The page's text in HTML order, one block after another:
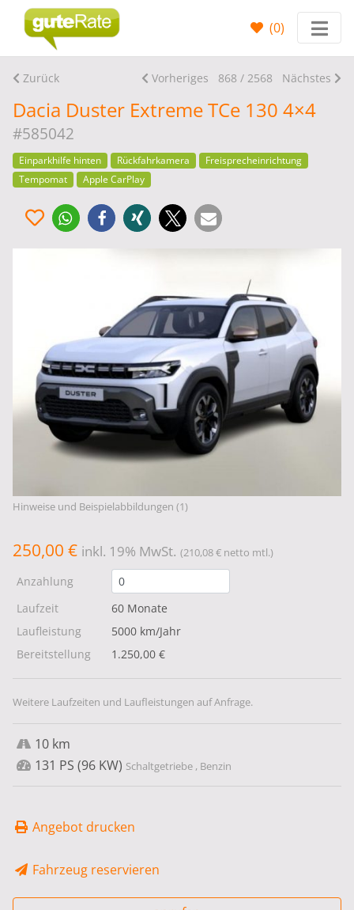
(0)
Zurück Vorheriges 868 / 2568 Nächstes
Dacia Duster Extreme TCe 130 4×4
#585042
Einparkhilfe hinten Rückfahrkamera
Freisprecheinrichtung
Tempomat
Apple CarPlay
Hinweise und Beispielabbildungen (1)
250,00 € inkl. 19% MwSt. (210,08 € netto mtl.)
Anzahlung
Laufzeit
60 Monate
Laufleistung
5000 km/Jahr
Bereitstellung
1.250,00 €
Weitere Laufzeiten und Laufleistungen auf Anfrage.
10 km
131 PS (96 KW) Schaltgetriebe , Benzin
Angebot drucken
Fahrzeug reservieren